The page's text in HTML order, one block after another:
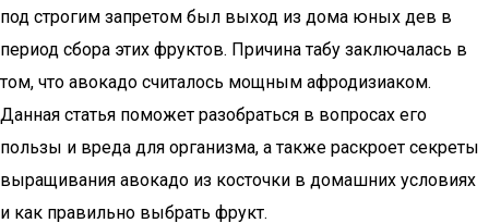
под строгим запретом был выход из дома юных дев в
период сбора этих фруктов. Причина табу заключалась в
том, что авокадо считалось мощным афродизиаком.
Данная статья поможет разобраться в вопросах его
пользы и вреда для организма, а также раскроет секреты
выращивания авокадо из косточки в домашних условиях
и как правильно выбрать фрукт.